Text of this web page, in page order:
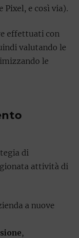
Pixel, e così via).
effettuati con
valutando le
le
di
attività di
a nuove
,